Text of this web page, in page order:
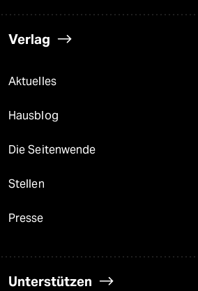
Verlag
Aktuelles
Hausblog
Die Seitenwende
Stellen
Presse
Unterstützen